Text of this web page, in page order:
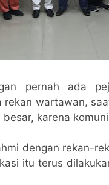
pernah ada
rekan wartawan,
karena
dengan rekan-
itu terus